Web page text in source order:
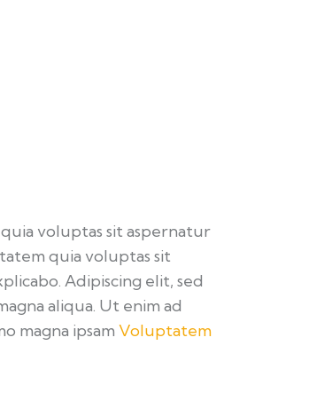
voluptas sit aspernatur
quia voluptas sit
Adipiscing elit, sed
aliqua. Ut enim ad
magna ipsam Voluptatem